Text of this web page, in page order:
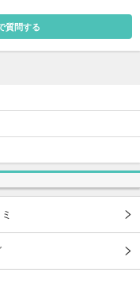
質問する